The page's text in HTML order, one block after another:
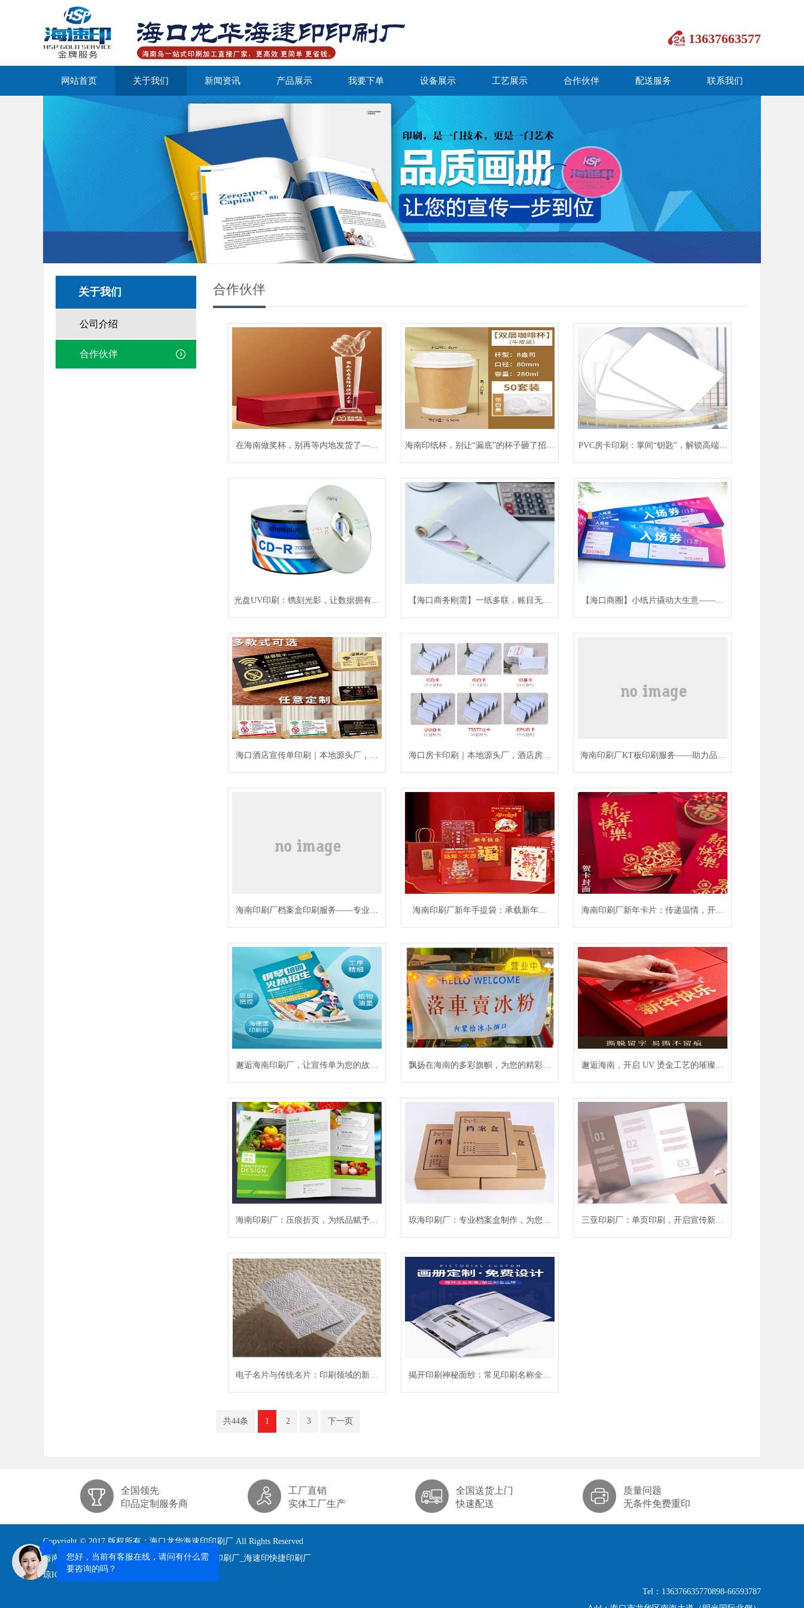
13637663577
网站首页 关于我们 新闻资讯 产品展示 我要下单 设备展示 工艺展示 合作伙伴 配送服务 联系我们
关于我们
公司介绍
合作伙伴
合作伙伴
在海南做奖杯，别再等内地发货了——
本地制作，让荣誉不迟到
海南印纸杯，别让“漏底”的杯子砸了招牌
——守护每一口热饮温度
PVC房卡印刷：掌间“钥匙”，解锁高端入
住体验
光盘UV印刷：镌刻光影，让数据拥有高
定“外衣”
【海口商务刚需】一纸多联，账目无忧
——别让“单据混乱”拖垮了您的生意
【海口商圈】小纸片撬动大生意——别
让顾客忘了你，一张优惠券就够了
海口酒店宣传单印刷｜本地源头厂，高
清快印，旺季加急不耽误
海口房卡印刷｜本地源头厂，酒店房卡
一站式定制，快印好印更省心
海南印刷厂KT板印刷服务——助力品牌
形象升级，打造视觉传播新标杆
海南印刷厂档案盒印刷服务——专业档
案存储解决方案供应商 在信息爆炸的数
字化时代，纸质档案作为重要凭证和历
史记录的载体，其规范化存储与管理依
然是企事业单位、政府机关、学校医院
厂深耕印刷行业15年，凭借先进的生产
设备、专业的设计团队和严格的品控体
系，为海南及周边地区客户提供一站式
档案盒印刷服务，助力您的档案管理工
作更高效、更规范、更安全。 一、产品
优势：品质铸就信赖 优质材料，经久耐
用：精选300-450g高强度牛皮纸、无酸环
保纸及特种纸板，纸张挺度好、耐折性
强，有效防止档
海南印刷厂新年手提袋：承载新年好
运，传递节日温情
海南印刷厂新年卡片：传递温情，开启
新年新篇
邂逅海南印刷厂，让宣传单为您的故事
发声
飘扬在海南的多彩旗帜，为您的精彩助
力
邂逅海南，开启 UV 烫金工艺的璀璨之
旅
海南印刷厂：压痕折页，为纸品赋予灵
魂
琼海印刷厂：专业档案盒制作，为您的
信息管理保驾护航
三亚印刷厂：单页印刷，开启宣传新征
电子名片与传统名片：印刷领域的新旧 揭开印刷神秘面纱：常见印刷名称全解
共44条
1 2 3 下一页
全国领先
印品定制服务商
工厂直销
实体工厂生产
全国送货上门
快速配送
质量问题
无条件免费重印
Copyright © 2017 版权所有：海口龙华海速印印刷厂 All Rights Reserved
海南印刷厂_海口印刷公司_海南印刷公司_海口印刷厂_海速印快捷印刷厂
琼ICP备2021008710号-1
Tel：136376635770898-66593787